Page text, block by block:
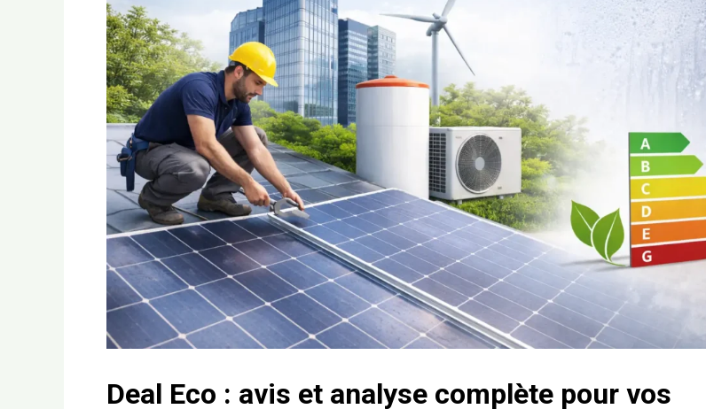
Deal Eco : avis et analyse complète pour vos